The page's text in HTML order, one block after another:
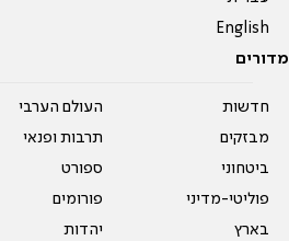
English
מדורים
חדשות
מבזקים
ביטחוני
פוליטי-מדיני
בארץ
העולם הערבי
תרבות ופנאי
ספורט
פורומים
יהדות